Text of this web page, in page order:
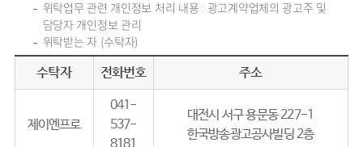
위탁업무 관련 개인정보 처리 내용 : 광고계약업체의 광고주 및
담당자 개인정보 관리
위탁받는 자 (수탁자)
수탁자 전화번호 주소
제이엔프로
041-
537-
대전시 서구 용문동 227-1
한국방송광고공사빌딩 2층